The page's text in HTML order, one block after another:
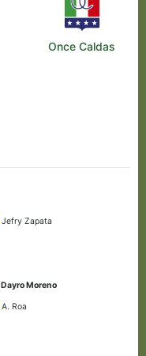
Once Caldas
Jefry Zapata
Dayro Moreno
A. Roa